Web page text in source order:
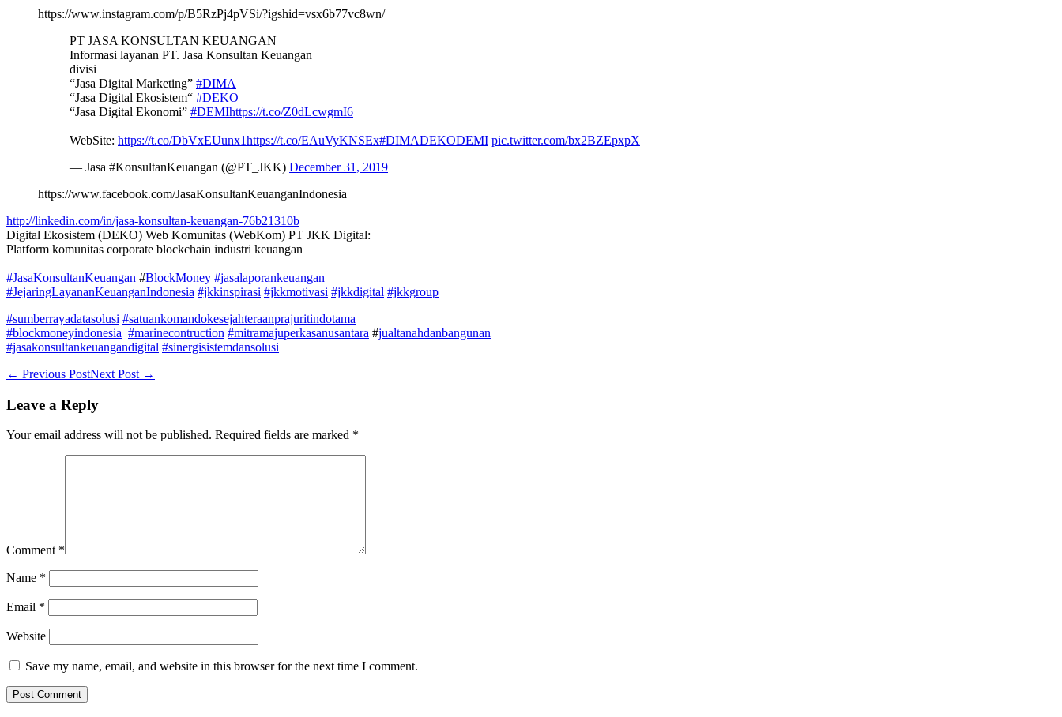
https://www.instagram.com/p/B5RzPj4pVSi/?igshid=vsx6b77vc8wn/
PT JASA KONSULTAN KEUANGAN
Informasi layanan PT. Jasa Konsultan Keuangan
divisi
“Jasa Digital Marketing” #DIMA
“Jasa Digital Ekosistem“ #DEKO
“Jasa Digital Ekonomi” #DEMIhttps://t.co/Z0dLcwgmI6
WebSite: https://t.co/DbVxEUunx1https://t.co/EAuVyKNSEx#DIMADEKODEMI pic.twitter.com/bx2BZEpxpX
— Jasa #KonsultanKeuangan (@PT_JKK) December 31, 2019
https://www.facebook.com/JasaKonsultanKeuanganIndonesia
http://linkedin.com/in/jasa-konsultan-keuangan-76b21310b
Digital Ekosistem (DEKO) Web Komunitas (WebKom) PT JKK Digital:
Platform komunitas corporate blockchain industri keuangan
#JasaKonsultanKeuangan #BlockMoney #jasalaporankeuangan
#JejaringLayananKeuanganIndonesia #jkkinspirasi #jkkmotivasi #jkkdigital #jkkgroup
#sumberrayadatasolusi #satuankomandokesejahteraanprajuritindotama
#blockmoneyindonesia #marinecontruction #mitramajuperkasanusantara #jualtanahdanbangunan
#jasakonsultankeuangandigital #sinergisistemdansolusi
Post
← Previous PostNext Post →
Leave a Reply
Your email address will not be published. Required fields are marked *
Comment *
Name *
Email *
Website
Save my name, email, and website in this browser for the next time I comment.